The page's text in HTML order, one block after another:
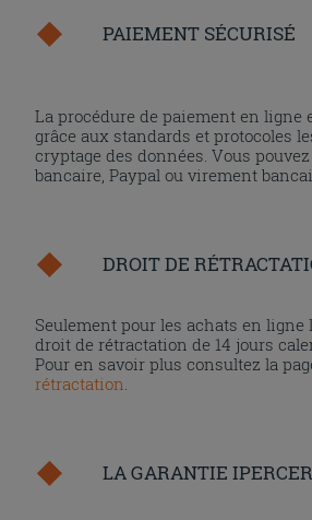
PAIEMENT SÉCURISÉ
La procédure de paiement en ligne
grâce aux standards et protocoles
cryptage des données. Vous
bancaire, Paypal ou virement
DROIT DE
Seulement pour les achats en ligne
droit de rétractation de 14 jours
Pour en savoir plus consultez la
rétractation
LA GARANTIE